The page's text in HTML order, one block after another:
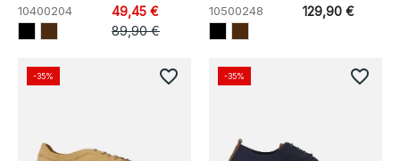
10400204
49,45 €
89,90 €
10500248 129,90 €
-35% favorite_border -35% favorite_border